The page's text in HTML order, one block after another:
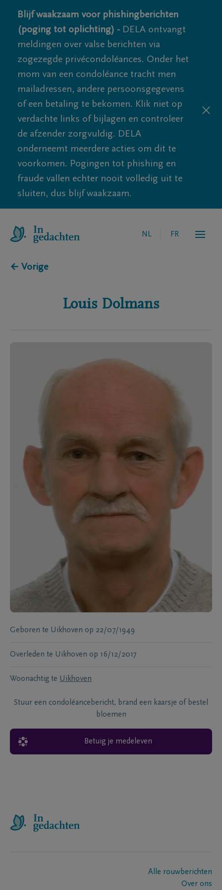
Blijf waakzaam voor phishingberichten
(poging tot oplichting) - DELA ontvangt
meldingen over valse berichten via
zogezegde privécondoléances. Onder het
mom van een condoléance tracht men
mailadressen, andere persoonsgegevens
of een betaling te bekomen. Klik niet op
verdachte links of bijlagen en controleer
de afzender zorgvuldig. DELA
onderneemt meerdere acties om dit te
voorkomen. Pogingen tot phishing en
fraude vallen echter nooit volledig uit te
sluiten, dus blijf waakzaam.
NL FR
← Vorige
Louis Dolmans
Geboren te Uikhoven op 22/07/1949
Overleden te Uikhoven op 16/12/2017
Woonachtig te Uikhoven
Stuur een condoléancebericht, brand een kaarsje of bestel
bloemen
Betuig je medeleven
Alle rouwberichten
Over ons